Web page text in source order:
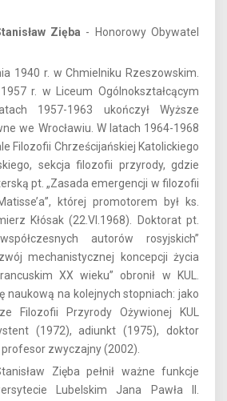
Zięba - Honorowy Obywatel
1940 r. w Chmielniku Rzeszowskim.
r. w Liceum Ogólnokształcącym
1957-1963 ukończył Wyższe
we Wrocławiu. W latach 1964-1968
Filozofii Chrześcijańskiej Katolickiego
sekcja filozofii przyrody, gdzie
pt. „Zasada emergencji w filozofii
której promotorem był ks.
Kłósak (22.VI.1968). Doktorat pt.
autorów rosyjskich”
mechanistycznej koncepcji życia
XX wieku” obronił w KUL.
naukową na kolejnych stopniach: jako
Filozofii Przyrody Ożywionej KUL
(1972), adiunkt (1975), doktor
zwyczajny (2002).
Zięba pełnił ważne funkcje
Lubelskim Jana Pawła II.